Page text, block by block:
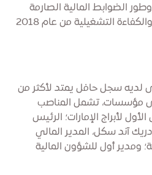
الضوابط المالية الصارمة
لضمان الامتثال التنظيمي والكفاءة التشغيلية من عام 2018
لديه سجل حافل يمتد لأكثر من
مؤسسات، تشمل المناصب
لأبراج الإمارات؛ الرئيس
آند سكل، المدير المالي
ومدير أول للشؤون المالية